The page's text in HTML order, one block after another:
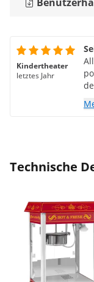
Kindertheater
letztes Jahr
Technische